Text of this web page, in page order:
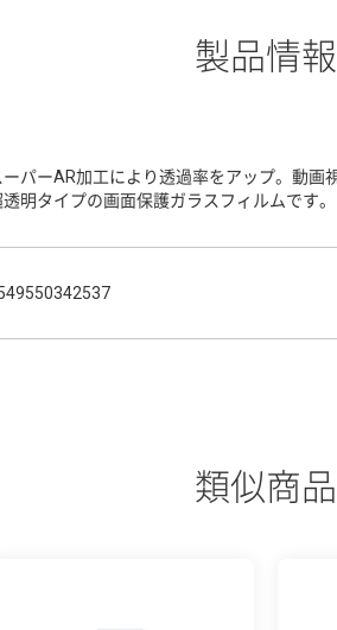
製品情報
ーパーAR加工により透過率をアップ。動画
透明タイプの画面保護ガラスフィルムです。
類似商品